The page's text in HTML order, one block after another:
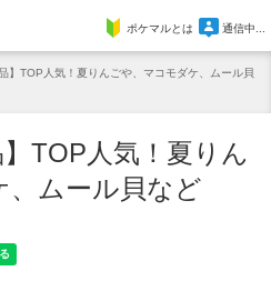
Marcheポケマルとは 通信中...
】TOP人気！夏りんごや、マコモダケ、ムール貝
】TOP人気！夏りん
、ムール貝など